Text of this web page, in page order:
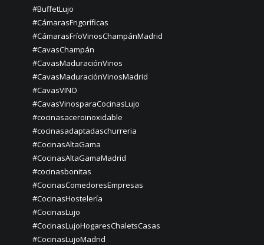
#BuffetLujo
#CámarasFrigoríficas
#CámarasFríoVinosChampánMadrid
#CavasChampán
#CavasMaduraciónVinos
#CavasMaduraciónVinosMadrid
#CavasVINO
#CavasVinosparaCocinasLujo
#cocinasaceroinoxidable
#cocinasadaptadaschurreria
#CocinasAltaGama
#CocinasAltaGamaMadrid
#cocinasbonitas
#CocinasComedoresEmpresas
#CocinasHostelería
#CocinasLujo
#CocinasLujoHogaresChaletsCasas
#CocinasLujoMadrid